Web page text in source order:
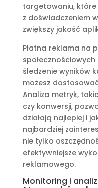
targetowaniu,
z doświadczeniem
zwiększy jakość
Płatna reklama na
śledzenie wyników
możesz
Analiza metryk,
czy konwersji,
działają najlepiej i
najbardziej
nie tylko
efektywniejsze
reklamowego.
Monitoring i